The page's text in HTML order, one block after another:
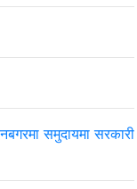
समुदायमा सरकारी